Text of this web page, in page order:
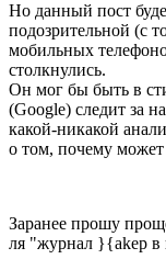
Но данный пост
подозрительной (с
мобильных
столкнулись.
Он мог бы быть в
(Google) следит за
какой-никакой
о том, почему
Заранее прошу
ля "журнал }{akep